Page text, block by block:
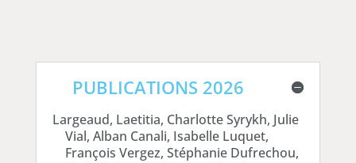
PUBLICATIONS 2026
Largeaud, Laetitia, Charlotte Syrykh, Julie
Vial, Alban Canali, Isabelle Luquet,
François Vergez, Stéphanie Dufrechou,